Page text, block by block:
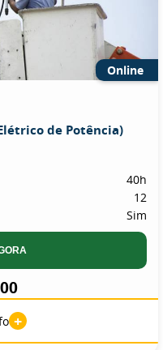
Online
de Potência)
40h
12
Sim
+